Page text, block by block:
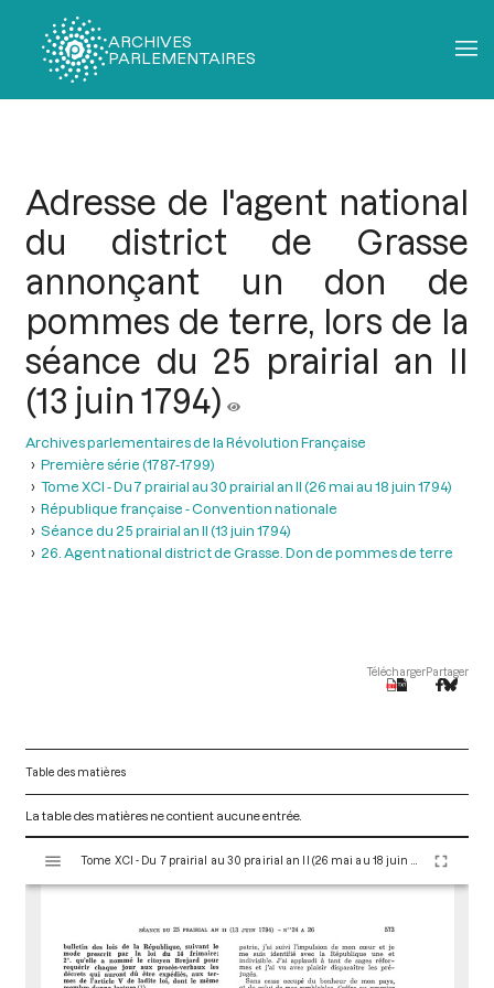
ARCHIVES
PARLEMENTAIRES
Adresse de l'agent national
du district de Grasse
annonçant un don de
pommes de terre, lors de la
séance du 25 prairial an II
(13 juin 1794)
Archives parlementaires de la Révolution Française
Première série (1787-1799)
Tome XCI - Du 7 prairial au 30 prairial an II (26 mai au 18 juin 1794)
République française - Convention nationale
Séance du 25 prairial an II (13 juin 1794)
26. Agent national district de Grasse. Don de pommes de terre
TéléchargerPartager
Table des matières
La table des matières ne contient aucune entrée.
s